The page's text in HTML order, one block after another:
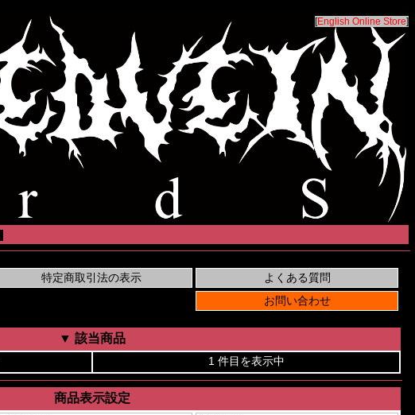
[English Online Store]
▼ 該当商品
1 件目を表示中
商品表示設定